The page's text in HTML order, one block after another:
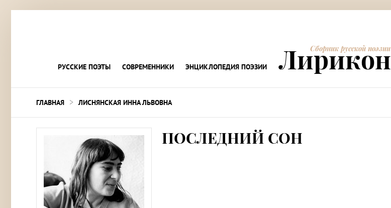
РУССКИЕ ПОЭТЫ СОВРЕМЕННИКИ ЭНЦИКЛОПЕДИЯ ПОЭЗИИ
Сборник русской поэзии
Лирикон
ГЛАВНАЯ > ЛИСНЯНСКАЯ ИННА ЛЬВОВНА
ПОСЛЕДНИЙ СОН